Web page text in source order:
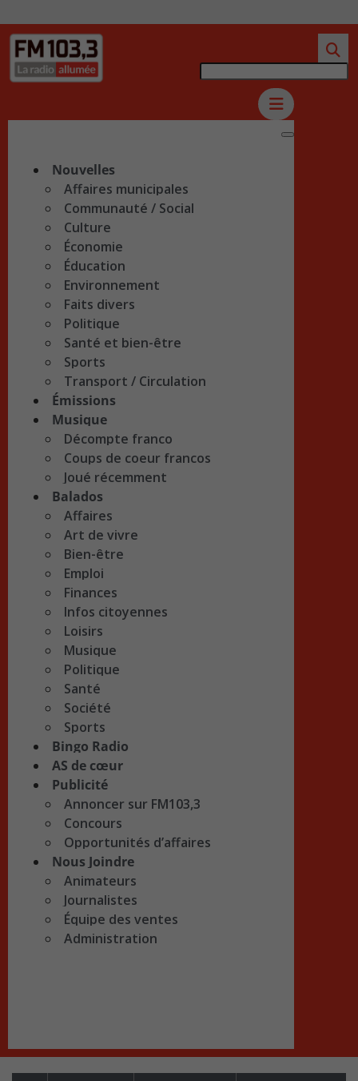
Nouvelles
Affaires municipales
Communauté / Social
Culture
Économie
Éducation
Environnement
Faits divers
Politique
Santé et bien-être
Sports
Transport / Circulation
Émissions
Musique
Décompte franco
Coups de coeur francos
Joué récemment
Balados
Affaires
Art de vivre
Bien-être
Emploi
Finances
Infos citoyennes
Loisirs
Musique
Politique
Santé
Société
Sports
Bingo Radio
AS de cœur
Publicité
Annoncer sur FM103,3
Concours
Opportunités d’affaires
Nous Joindre
Animateurs
Journalistes
Équipe des ventes
Administration